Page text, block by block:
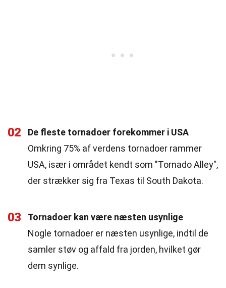
02
De fleste tornadoer forekommer i USA
Omkring 75% af verdens tornadoer rammer
USA, især i området kendt som "Tornado Alley",
der strækker sig fra Texas til South Dakota.
03
Tornadoer kan være næsten usynlige
Nogle tornadoer er næsten usynlige, indtil de
samler støv og affald fra jorden, hvilket gør
dem synlige.